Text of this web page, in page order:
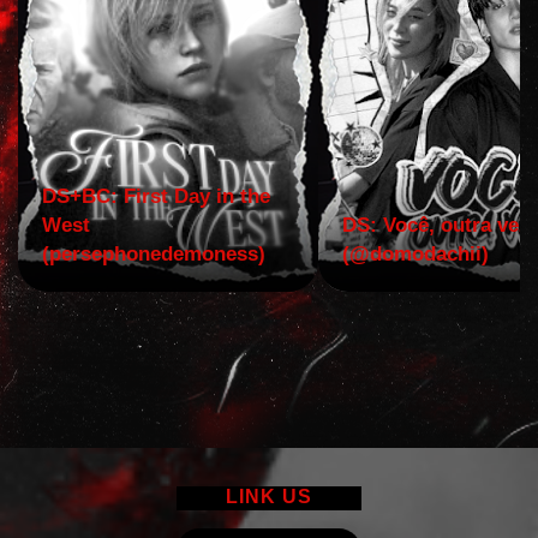
DS+BC: First Day in the
West
(persephonedemoness)
DS: Você, outra vez!
(@domodachii)
LINK US